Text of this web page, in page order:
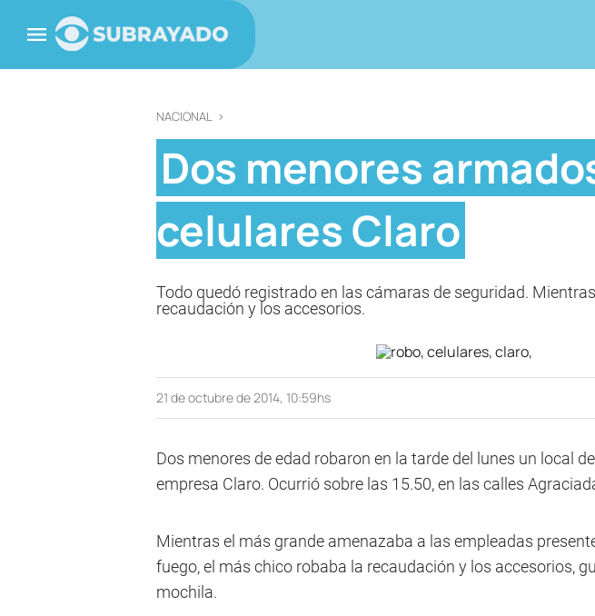
NACIONAL >
Dos menores
celulares Claro
Todo quedó registrado en las cámaras de seguridad.
recaudación y los accesorios.
21 de octubre de 2014, 10:59hs
Dos menores de edad robaron en la tarde del lunes un local
empresa Claro. Ocurrió sobre las 15.50, en las calles
Mientras el más grande amenazaba a las empleadas
fuego, el más chico robaba la recaudación y los accesorios,
mochila.